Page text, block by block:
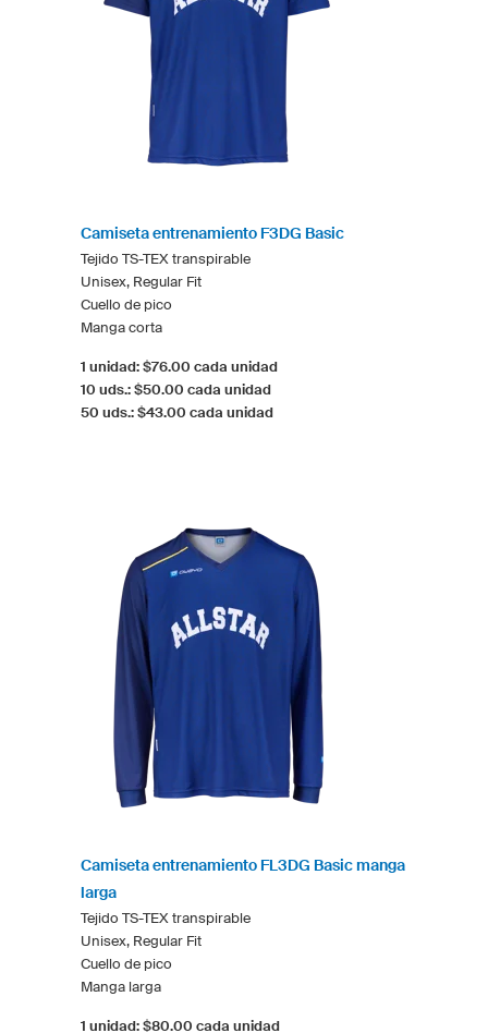
Camiseta entrenamiento F3DG Basic
Tejido TS-TEX transpirable
Unisex, Regular Fit
Cuello de pico
Manga corta
1 unidad: $76.00 cada unidad
10 uds.: $50.00 cada unidad
50 uds.: $43.00 cada unidad
Camiseta entrenamiento FL3DG Basic manga
larga
Tejido TS-TEX transpirable
Unisex, Regular Fit
Cuello de pico
Manga larga
1 unidad: $80.00 cada unidad